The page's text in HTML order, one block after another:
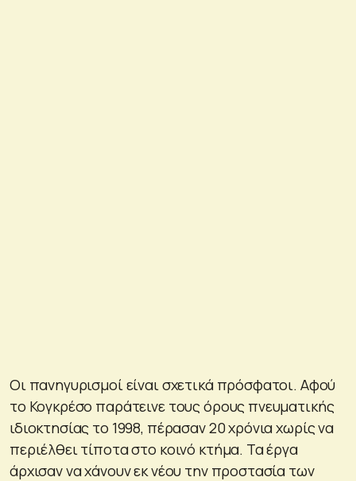
Οι πανηγυρισμοί είναι σχετικά πρόσφατοι. Αφού
το Κογκρέσο παράτεινε τους όρους πνευματικής
ιδιοκτησίας το 1998, πέρασαν 20 χρόνια χωρίς να
περιέλθει τίποτα στο κοινό κτήμα. Τα έργα
άρχισαν να χάνουν εκ νέου την προστασία των